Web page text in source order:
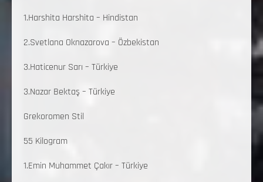
1.Harshita Harshita – Hindistan
2.Svetlana Oknazarova – Özbekistan
3.Haticenur Sarı – Türkiye
3.Nazar Bektaş – Türkiye
Grekoromen Stil
55 Kilogram
1.Emin Muhammet Çakır – Türkiye